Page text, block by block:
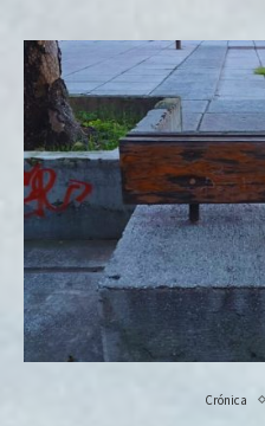
Crónica